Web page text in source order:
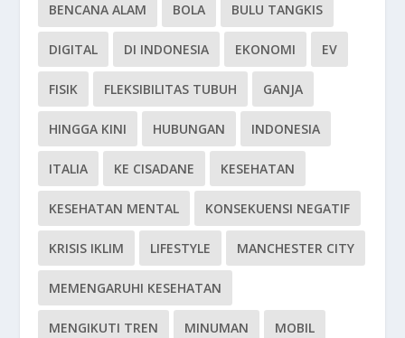
BENCANA ALAM BOLA BULU TANGKIS
DIGITAL DI INDONESIA EKONOMI EV
FISIK FLEKSIBILITAS TUBUH GANJA
HINGGA KINI HUBUNGAN INDONESIA
ITALIA KE CISADANE KESEHATAN
KESEHATAN MENTAL KONSEKUENSI NEGATIF
KRISIS IKLIM LIFESTYLE MANCHESTER CITY
MEMENGARUHI KESEHATAN
MENGIKUTI TREN MINUMAN MOBIL